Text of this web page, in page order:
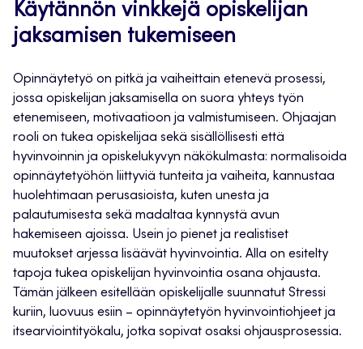
Käytännön vinkkejä opiskelijan
jaksamisen tukemiseen
Opinnäytetyö on pitkä ja vaiheittain etenevä prosessi,
jossa opiskelijan jaksamisella on suora yhteys työn
etenemiseen, motivaatioon ja valmistumiseen. Ohjaajan
rooli on tukea opiskelijaa sekä sisällöllisesti että
hyvinvoinnin ja opiskelukyvyn näkökulmasta: normalisoida
opinnäytetyöhön liittyviä tunteita ja vaiheita, kannustaa
huolehtimaan perusasioista, kuten unesta ja
palautumisesta sekä madaltaa kynnystä avun
hakemiseen ajoissa. Usein jo pienet ja realistiset
muutokset arjessa lisäävät hyvinvointia. Alla on esitelty
tapoja tukea opiskelijan hyvinvointia osana ohjausta.
Tämän jälkeen esitellään opiskelijalle suunnatut Stressi
kuriin, luovuus esiin – opinnäytetyön hyvinvointiohjeet ja
itsearviointityökalu, jotka sopivat osaksi ohjausprosessia.